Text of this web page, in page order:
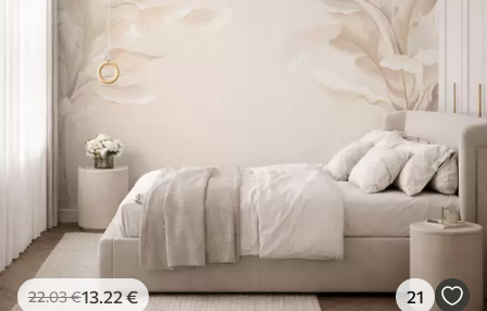
22.03€13 .22€ 21